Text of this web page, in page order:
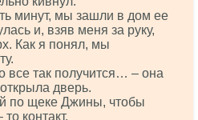
минут, мы зашли в дом ее
и, взяв меня за руку,
Как я понял, мы
все так получится… – она
дверь.
по щеке Джины, чтобы
контакт.